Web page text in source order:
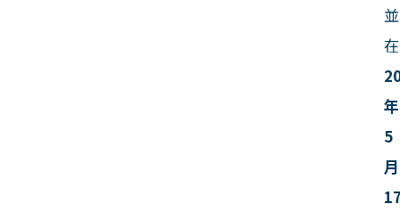
並
在
年
5
月
17